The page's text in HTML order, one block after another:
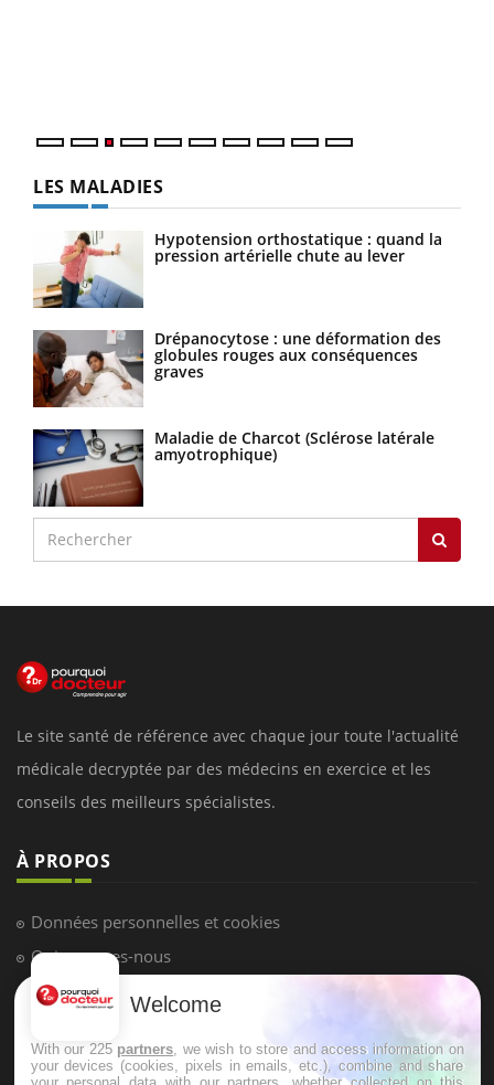
LES MALADIES
Hypotension orthostatique : quand la
pression artérielle chute au lever
Drépanocytose : une déformation des
globules rouges aux conséquences
graves
Maladie de Charcot (Sclérose latérale
amyotrophique)
Le site santé de référence avec chaque jour toute l'actualité
médicale decryptée par des médecins en exercice et les
conseils des meilleurs spécialistes.
À PROPOS
Données personnelles et cookies
Qui sommes-nous
Conditions d'utilisation
Mentions Légales
Welcome
With our 225 partners , we wish to store and access information on
your devices (cookies, pixels in emails, etc.), combine and share
your personal data with our partners, whether collected on this